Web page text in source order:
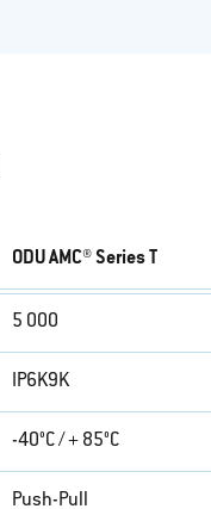
ODU AMC® Series T
5 000
IP6K9K
-40°C / + 85°C
Push-Pull